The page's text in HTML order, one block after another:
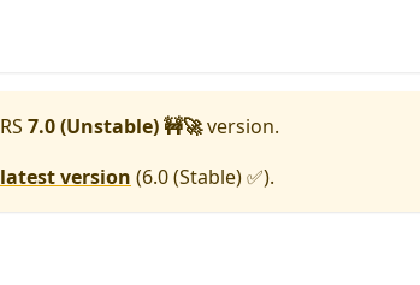
7.0 (Unstable) 🚧🚀version.
latest version (6.0 (Stable) ✅).